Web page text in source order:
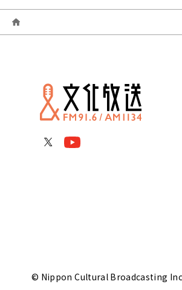
© Nippon Cultural Broadcasting